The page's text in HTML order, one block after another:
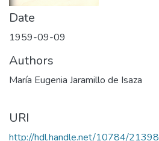
Date
1959-09-09
Authors
María Eugenia Jaramillo de Isaza
URI
http://hdl.handle.net/10784/21398